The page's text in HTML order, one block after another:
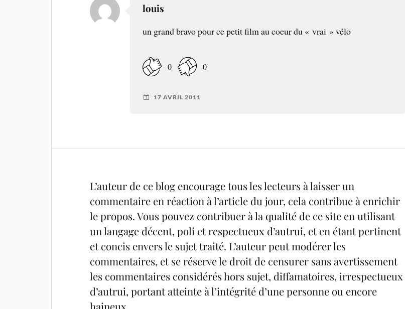
louis
un grand bravo pour ce petit film au coeur du « vrai » vélo
0 0
17 AVRIL 2011
L’auteur de ce blog encourage tous les lecteurs à laisser un
commentaire en réaction à l’article du jour, cela contribue à enrichir
le propos. Vous pouvez contribuer à la qualité de ce site en utilisant
un langage décent, poli et respectueux d’autrui, et en étant pertinent
et concis envers le sujet traité. L’auteur peut modérer les
commentaires, et se réserve le droit de censurer sans avertissement
les commentaires considérés hors sujet, diffamatoires, irrespectueux
d’autrui, portant atteinte à l’intégrité d’une personne ou encore